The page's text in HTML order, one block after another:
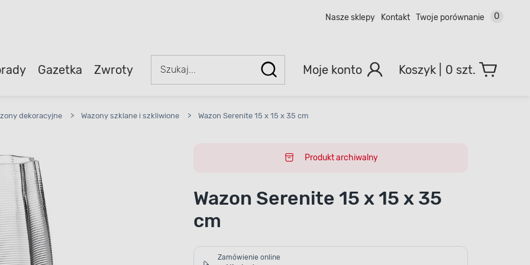
Nasze sklepy Kontakt Twoje porównanie 0
Gazetka Zwroty Moje konto 0 szt.
dekoracyjne > Wazony szklane i szkliwione > Wazon Serenite 15 x 15 x 35 cm
Produkt archiwalny
Wazon Serenite 15 x 15 x 35
cm
Zamówienie online